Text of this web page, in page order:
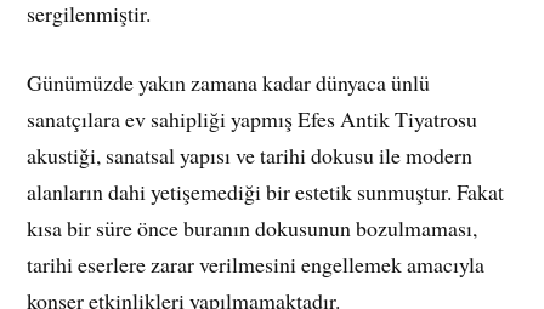
sergilenmiştir.
Günümüzde yakın zamana kadar dünyaca ünlü
sanatçılara ev sahipliği yapmış Efes Antik Tiyatrosu
akustiği, sanatsal yapısı ve tarihi dokusu ile modern
alanların dahi yetişemediği bir estetik sunmuştur. Fakat
kısa bir süre önce buranın dokusunun bozulmaması,
tarihi eserlere zarar verilmesini engellemek amacıyla
konser etkinlikleri yapılmamaktadır.